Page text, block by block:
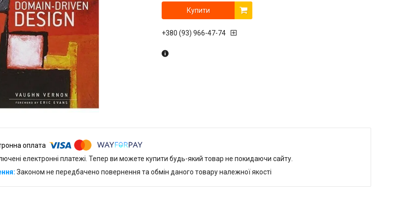
Купити
+380 (93) 966-47-74
електронні платежі. Тепер ви можете купити будь-який товар не покидаючи сайту.
Законом не передбачено повернення та обмін даного товару належної якості